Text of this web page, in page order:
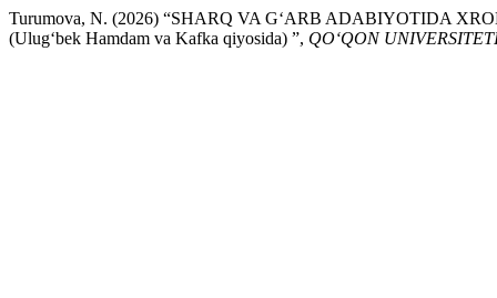
Turumova, N. (2026) “SHARQ VA G‘ARB ADABIYOTIDA
(Ulug‘bek Hamdam va Kafka qiyosida) ”, QO‘QON